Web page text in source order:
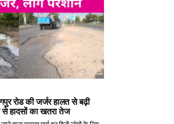
रोड की जर्जर हालत से बढ़ी
हादसों का खतरा तेज